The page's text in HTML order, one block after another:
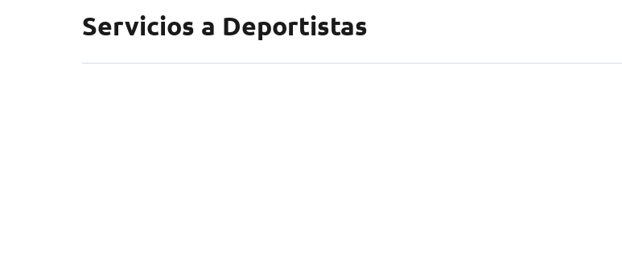
Servicios a Deportistas